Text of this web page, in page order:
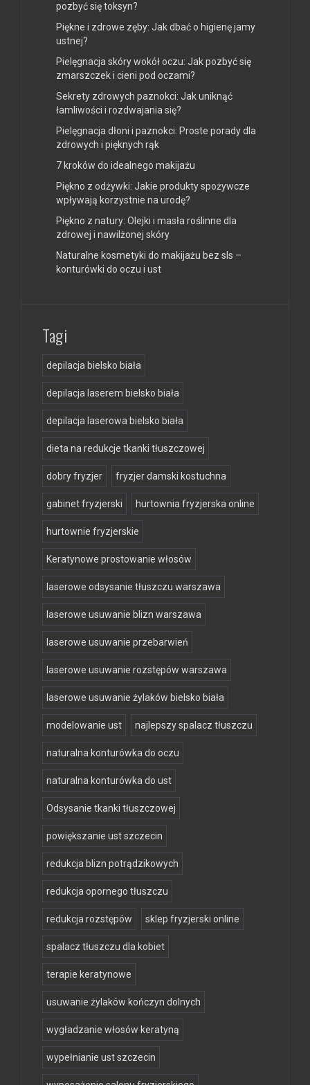
pozbyć się toksyn?
Piękne i zdrowe zęby: Jak dbać o higienę jamy
ustnej?
Pielęgnacja skóry wokół oczu: Jak pozbyć się
zmarszczek i cieni pod oczami?
Sekrety zdrowych paznokci: Jak uniknąć
łamliwości i rozdwajania się?
Pielęgnacja dłoni i paznokci: Proste porady dla
zdrowych i pięknych rąk
7 kroków do idealnego makijażu
Piękno z odżywki: Jakie produkty spożywcze
wpływają korzystnie na urodę?
Piękno z natury: Olejki i masła roślinne dla
zdrowej i nawilżonej skóry
Naturalne kosmetyki do makijażu bez sls –
konturówki do oczu i ust
Tagi
depilacja bielsko biała
depilacja laserem bielsko biała
depilacja laserowa bielsko biała
dieta na redukcje tkanki tłuszczowej
dobry fryzjer fryzjer damski kostuchna
gabinet fryzjerski hurtownia fryzjerska online
hurtownie fryzjerskie
Keratynowe prostowanie włosów
laserowe odsysanie tłuszczu warszawa
laserowe usuwanie blizn warszawa
laserowe usuwanie przebarwień
laserowe usuwanie rozstępów warszawa
laserowe usuwanie żylaków bielsko biała
modelowanie ust najlepszy spalacz tłuszczu
naturalna konturówka do oczu
naturalna konturówka do ust
Odsysanie tkanki tłuszczowej
powiększanie ust szczecin
redukcja blizn potrądzikowych
redukcja opornego tłuszczu
redukcja rozstępów sklep fryzjerski online
spalacz tłuszczu dla kobiet
terapie keratynowe
usuwanie żylaków kończyn dolnych
wygładzanie włosów keratyną
wypełnianie ust szczecin